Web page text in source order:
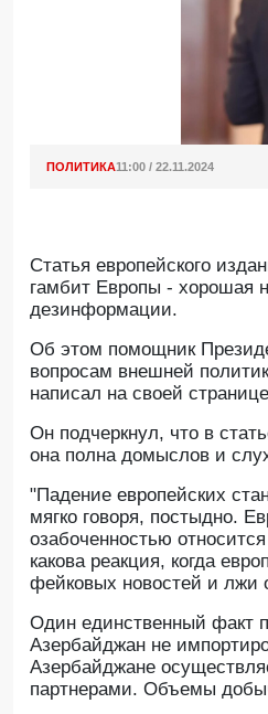
ПОЛИТИКА11:00 / 22.11.2024
Статья европейского
гамбит Европы - хорошая
дезинформации.
Oб этом помощник
вопросам внешней
написал на своей
Он подчеркнул, что в
она полна домыслов и
"Падение европейских
мягко говоря, постыдно.
озабоченностью
какова реакция, когда
фейковых новостей и лжи
Один единственный факт
Азербайджан не
Азербайджане
партнерами. Объемы